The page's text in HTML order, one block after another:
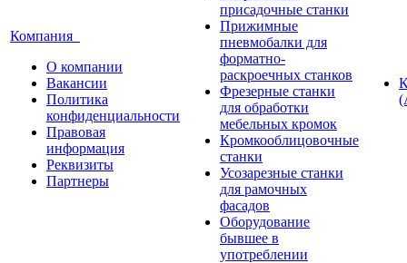
Компания
О компании
Вакансии
Политика
конфиденциальности
Правовая
информация
Реквизиты
Партнеры
присадочные станки
Прижимные
пневмобалки для
форматно-
раскроечных станков
Фрезерные станки
для обработки
мебельных кромок
Кромкооблицовочные
станки
Усозарезные станки
для рамочных
фасадов
Оборудование
бывшее в
употреблении